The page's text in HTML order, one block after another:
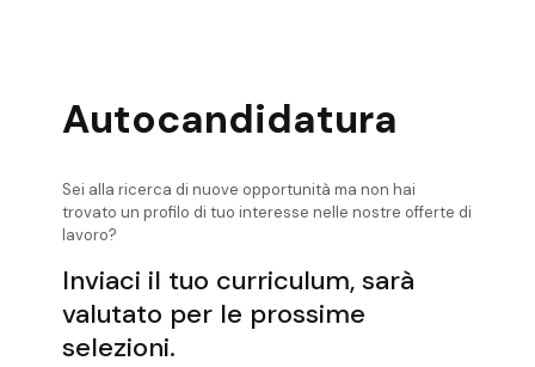
Autocandidatura
Sei alla ricerca di nuove opportunità ma non hai
trovato un profilo di tuo interesse nelle nostre offerte di
lavoro?
Inviaci il tuo curriculum, sarà
valutato per le prossime
selezioni.